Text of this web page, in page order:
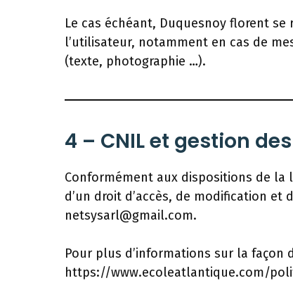
Le cas échéant, Duquesnoy florent
l’utilisateur, notamment en cas de
(texte, photographie …).
4 – CNIL et gestion
Conformément aux dispositions de
d’un droit d’accès, de modification
netsysarl@gmail.com.
Pour plus d’informations sur la
https://www.ecoleatlantique.com/